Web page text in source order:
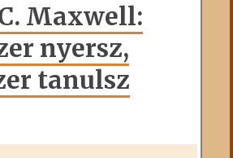
Maxwell:
nyersz,
tanulsz